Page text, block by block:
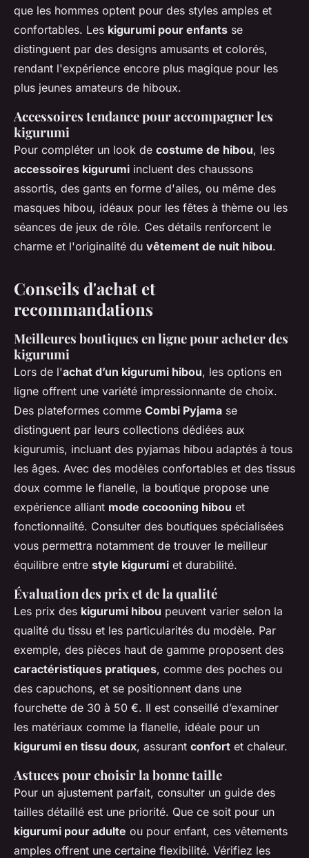
que les hommes optent pour des styles amples et
confortables. Les kigurumi pour enfants se
distinguent par des designs amusants et colorés,
rendant l'expérience encore plus magique pour les
plus jeunes amateurs de hiboux.
Accessoires tendance pour accompagner les
kigurumi
Pour compléter un look de costume de hibou, les
accessoires kigurumi incluent des chaussons
assortis, des gants en forme d'ailes, ou même des
masques hibou, idéaux pour les fêtes à thème ou les
séances de jeux de rôle. Ces détails renforcent le
charme et l'originalité du vêtement de nuit hibou.
Conseils d'achat et
recommandations
Meilleures boutiques en ligne pour acheter des
kigurumi
Lors de l'achat d’un kigurumi hibou, les options en
ligne offrent une variété impressionnante de choix.
Des plateformes comme Combi Pyjama se
distinguent par leurs collections dédiées aux
kigurumis, incluant des pyjamas hibou adaptés à tous
les âges. Avec des modèles confortables et des tissus
doux comme le flanelle, la boutique propose une
expérience alliant mode cocooning hibou et
fonctionnalité. Consulter des boutiques spécialisées
vous permettra notamment de trouver le meilleur
équilibre entre style kigurumi et durabilité.
Évaluation des prix et de la qualité
Les prix des kigurumi hibou peuvent varier selon la
qualité du tissu et les particularités du modèle. Par
exemple, des pièces haut de gamme proposent des
caractéristiques pratiques, comme des poches ou
des capuchons, et se positionnent dans une
fourchette de 30 à 50 €. Il est conseillé d’examiner
les matériaux comme la flanelle, idéale pour un
kigurumi en tissu doux, assurant confort et chaleur.
Astuces pour choisir la bonne taille
Pour un ajustement parfait, consulter un guide des
tailles détaillé est une priorité. Que ce soit pour un
kigurumi pour adulte ou pour enfant, ces vêtements
amples offrent une certaine flexibilité. Vérifiez les